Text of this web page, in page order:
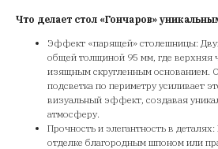
Что делает стол «Гончаров»
Эффект «парящей» столешницы:
общей толщиной 95 мм, где верхняя
изящным скругленным основанием.
подсветка по периметру усиливает
визуальный эффект, создавая
атмосферу.
Прочность и элегантность в
отделке благородным шпоном или